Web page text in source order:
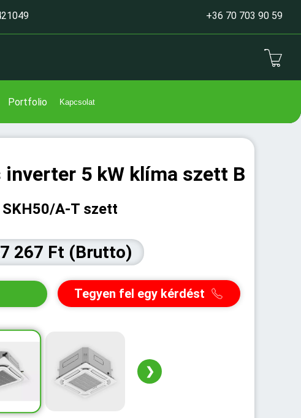
+36 70 703 90 59
Portfolio Kapcsolat
inverter 5 kW klíma szett B
SKH50/A-T szett
267 Ft (Brutto)
Tegyen fel egy kérdést
❯